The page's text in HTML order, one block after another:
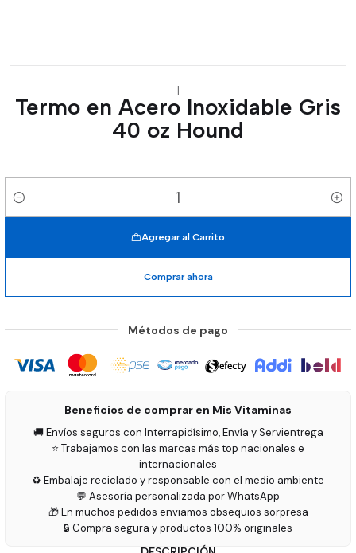
|
Termo en Acero Inoxidable Gris
40 oz Hound
Cantidad
Agregar al Carrito
Comprar ahora
Métodos de pago
Beneficios de comprar en Mis Vitaminas
🚚 Envíos seguros con Interrapidísimo, Envía y Servientrega
⭐ Trabajamos con las marcas más top nacionales e
internacionales
♻️ Embalaje reciclado y responsable con el medio ambiente
💬 Asesoría personalizada por WhatsApp
🎁 En muchos pedidos enviamos obsequios sorpresa
🔒 Compra segura y productos 100% originales